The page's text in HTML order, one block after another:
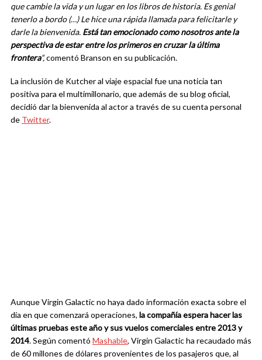
que cambie la vida y un lugar en los libros de historia. Es genial
tenerlo a bordo (…) Le hice una rápida llamada para felicitarle y
darle la bienvenida. Está tan emocionado como nosotros ante la
perspectiva de estar entre los primeros en cruzar la última
frontera“,comentó Branson en su publicación.
La inclusión de Kutcher al viaje espacial fue una noticia tan
positiva para el multimillonario, que además de su blog oficial,
decidió dar la bienvenida al actor a través de su cuenta personal
de Twitter.
Aunque Virgin Galactic no haya dado información exacta sobre el
día en que comenzará operaciones, la compañía espera hacer las
últimas pruebas este año y sus vuelos comerciales entre 2013 y
2014. Según comentó Mashable, Virgin Galactic ha recaudado más
de 60 millones de dólares provenientes de los pasajeros que, al